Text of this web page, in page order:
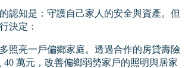
認知是：守護自己家人的安全與資產。但
決定：
照亮一戶偏鄉家庭。透過合作的房貸壽險
40 萬元，改善偏鄉弱勢家戶的照明與居家